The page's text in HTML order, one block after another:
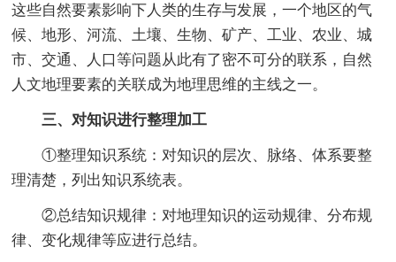
这些自然要素影响下人类的生存与发展，一个地区的气
候、地形、河流、土壤、生物、矿产、工业、农业、城
市、交通、人口等问题从此有了密不可分的联系，自然
人文地理要素的关联成为地理思维的主线之一。
三、对知识进行整理加工
①整理知识系统：对知识的层次、脉络、体系要整
理清楚，列出知识系统表。
②总结知识规律：对地理知识的运动规律、分布规
律、变化规律等应进行总结。